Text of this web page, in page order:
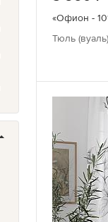
«Офион -
Тюль